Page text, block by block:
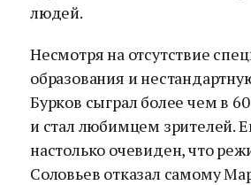
людей.
Несмотря на отсутствие
образования и
Бурков сыграл более чем в
и стал любимцем зрителей.
настолько очевиден, что
Соловьев отказал самому